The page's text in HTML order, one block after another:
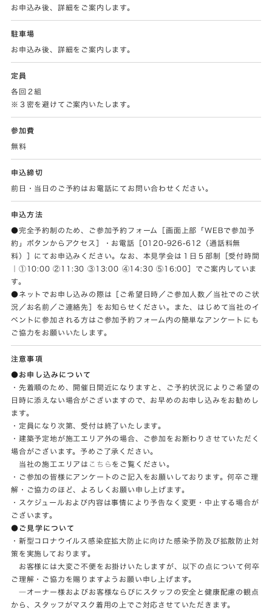
お申込み後、詳細をご案内します。
駐車場
お申込み後、詳細をご案内します。
定員
各回２組
※３密を避けてご案内いたします。
参加費
無料
申込締切
前日・当日のご予約はお電話にてお問い合わせください。
申込方法
●完全予約制のため、ご参加予約フォーム［画面上部「WEBで参加予
約」ボタンからアクセス］・お電話［0120-926-612（通話料無
料）］にてお申込みください。なお、本見学会は１日５部制［受付時間
｜①10:00 ②11:30 ③13:00 ④14:30 ⑤16:00］でご案内していま
す。
●ネットでお申し込みの際は［ご希望日時／ご参加人数／当社でのご状
況／お名前／ご連絡先］をお知らせください。また、はじめて当社のイ
ベントに参加される方はご参加予約フォーム内の簡単なアンケートにも
ご協力をお願いいたします。
注意事項
●お申し込みについて
・先着順のため、開催日間近になりますと、ご予約状況によりご希望の
日時に添えない場合がございますので、お早めのお申し込みをお勧めし
ます。
・定員になり次第、受付は終了いたします。
・建築予定地が施工エリア外の場合、ご参加をお断わりさせていただく
場合がございます。予めご了承ください。
当社の施工エリアは こちら をご覧ください。
・ご参加の皆様にアンケートのご記入をお願いしております。何卒ご理
解・ご協力のほど、よろしくお願い申し上げます。
・スケジュールおよび内容は事情により予告なく変更・中止する場合が
ございます。
●ご見学について
・新型コロナウイルス感染症拡大防止に向けた感染予防及び拡散防止対
策を実施しております。
お客様には大変ご不便をお掛けいたしますが、以下の点について何卒
ご理解・ご協力を賜りますようお願い申し上げます。
―オーナー様およびお客様ならびにスタッフの安全と健康配慮の観点
から、スタッフがマスク着用の上でご対応させていただきます。